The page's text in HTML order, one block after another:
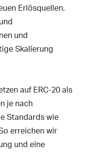
Erlösquellen.
und
Skalierung
auf ERC-20 als
je nach
Standards wie
erreichen wir
und eine